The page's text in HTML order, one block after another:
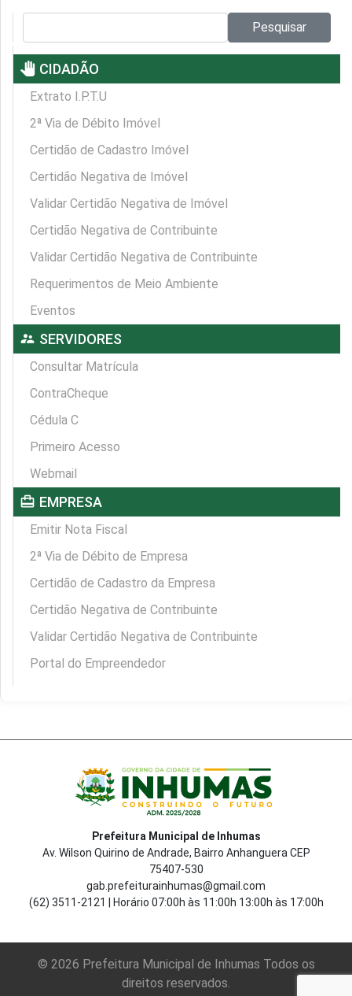
Pesquisar
pan_tool CIDADÃO
Extrato I.P.T.U
2ª Via de Débito Imóvel
Certidão de Cadastro Imóvel
Certidão Negativa de Imóvel
Validar Certidão Negativa de Imóvel
Certidão Negativa de Contribuinte
Validar Certidão Negativa de Contribuinte
Requerimentos de Meio Ambiente
Eventos
supervisor_account SERVIDORES
Consultar Matrícula
ContraCheque
Cédula C
Primeiro Acesso
Webmail
card_travel EMPRESA
Emitir Nota Fiscal
2ª Via de Débito de Empresa
Certidão de Cadastro da Empresa
Certidão Negativa de Contribuinte
Validar Certidão Negativa de Contribuinte
Portal do Empreendedor
Prefeitura Municipal de Inhumas
Av. Wilson Quirino de Andrade, Bairro Anhanguera CEP
75407-530
gab.prefeiturainhumas@gmail.com
(62) 3511-2121 | Horário 07:00h às 11:00h 13:00h às 17:00h
© 2026 Prefeitura Municipal de Inhumas Todos os
direitos reservados.